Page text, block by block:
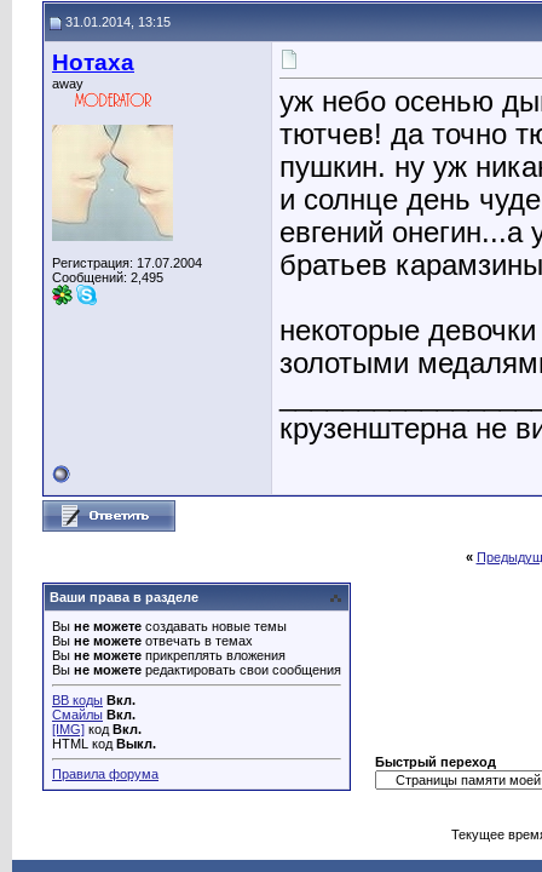
31.01.2014, 13:15
Нотаха
away
Регистрация: 17.07.2004
Сообщений: 2,495
уж небо осенью
тютчев! да точно
пушкин. ну уж
и солнце день
евгений
братьев
некоторые
золотыми
крузенштерна не
«
Ваши права в разделе
Вы не можете создавать новые темы
Вы не можете отвечать в темах
Вы не можете прикреплять вложения
Вы не можете редактировать свои сообщения
BB коды Вкл.
Смайлы Вкл.
[IMG] код Вкл.
HTML код Выкл.
Правила форума
Быстрый переход
Текущее